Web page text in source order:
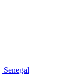
Senegal